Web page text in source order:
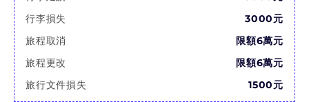
行李損失
3000元
旅程取消
限額6萬元
旅程更改
限額6萬元
旅行文件損失
1500元